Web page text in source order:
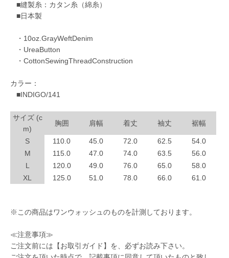
■縫製糸：カタン糸（綿糸）
■日本製
・10oz.GrayWeftDenim
・UreaButton
・CottonSewingThreadConstruction
カラー：
■INDIGO/141
サイズ (c
m)
胸囲 肩幅 着丈 袖丈 裾幅
S 110.0 45.0 72.0 62.5
54.0
M
115.0 47.0 74.0 63.5
56.0
L
120.0 49.0 76.0 65.0
58.0
XL
125.0 51.0 78.0 66.0 61.0
※この商品はワンウォッシュのものを計測しております。
≪注意事項≫
ご注文前には 【お取引ガイド】 を、必ずお読み下さい。